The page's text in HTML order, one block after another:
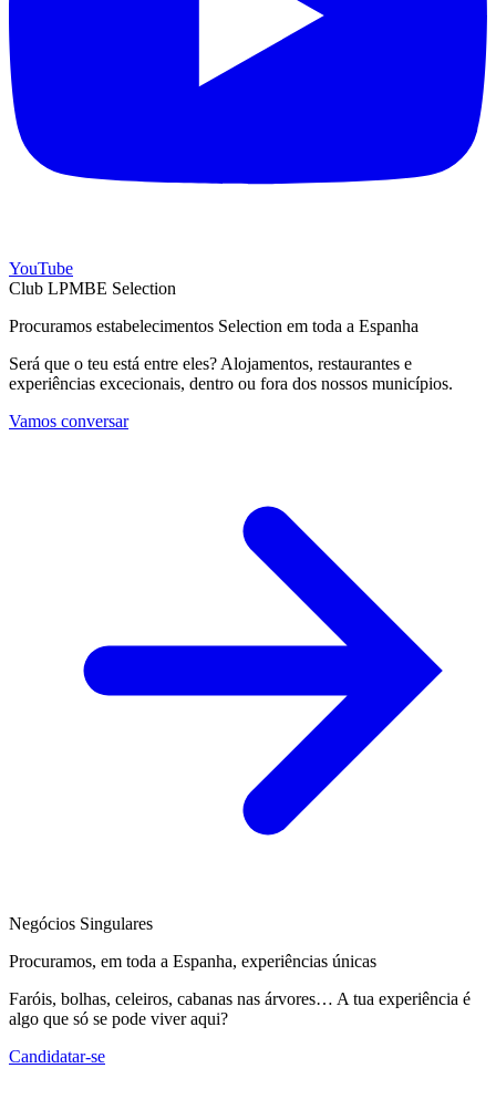
YouTube
Club LPMBE Selection
Procuramos estabelecimentos Selection em toda a Espanha
Será que o teu está entre eles? Alojamentos, restaurantes e
experiências excecionais, dentro ou fora dos nossos municípios.
Vamos conversar
Negócios Singulares
Procuramos, em toda a Espanha, experiências únicas
Faróis, bolhas, celeiros, cabanas nas árvores… A tua experiência é
algo que só se pode viver aqui?
Candidatar-se